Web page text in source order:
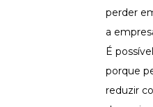
perder
a
É
porque
reduzir